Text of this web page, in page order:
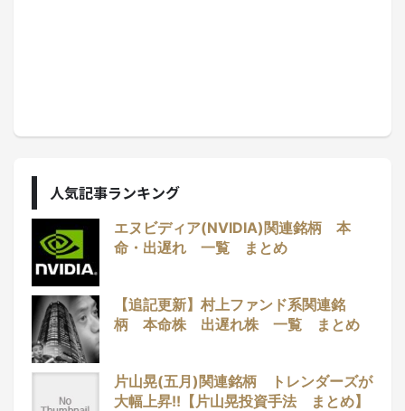
人気記事ランキング
エヌビディア(NVIDIA)関連銘柄 本
命・出遅れ 一覧 まとめ
【追記更新】村上ファンド系関連銘
柄 本命株 出遅れ株 一覧 まとめ
片山晃(五月)関連銘柄 トレンダーズが
大幅上昇!!【片山晃投資手法 まとめ】